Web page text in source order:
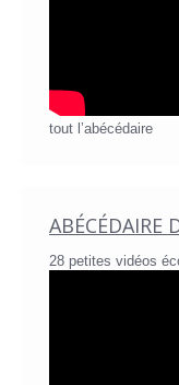
tout l’abécédaire
ABÉCÉDAIRE
28 petites vidéos